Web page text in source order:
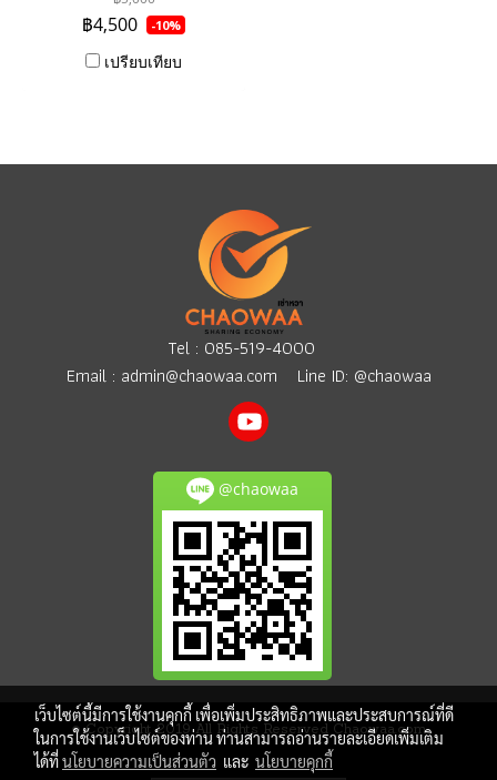
เดือน รายปี
฿4,500 -10%
เปรียบเทียบ
Tel : 085-519-4000
Email : admin@chaowaa.com Line ID: @chaowaa
@chaowaa
© Copyright 2019 All Rights Reserved Chaowaa.com
เว็บไซต์นี้มีการใช้งานคุกกี้ เพื่อเพิ่มประสิทธิภาพและประสบการณ์ที่ดี
ในการใช้งานเว็บไซต์ของท่าน ท่านสามารถอ่านรายละเอียดเพิ่มเติม
ได้ที่นโยบายความเป็นส่วนตัว และ นโยบายคุกกี้